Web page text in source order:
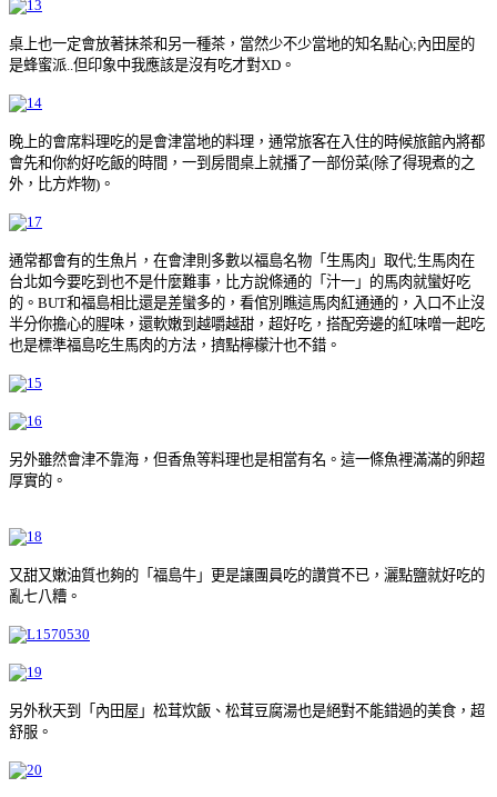
桌上也一定會放著抹茶和另一種茶，當然少不少當地的知名點心;內田屋的
是蜂蜜派..但印象中我應該是沒有吃才對XD。
晚上的會席料理吃的是會津當地的料理，通常旅客在入住的時候旅館內將都
會先和你約好吃飯的時間，一到房間桌上就播了一部份菜(除了得現煮的之
外，比方炸物)。
通常都會有的生魚片，在會津則多數以福島名物「生馬肉」取代;生馬肉在
台北如今要吃到也不是什麼難事，比方說條通的「汁一」的馬肉就蠻好吃
的。BUT和福島相比還是差蠻多的，看倌別瞧這馬肉紅通通的，入口不止沒
半分你擔心的腥味，還軟嫩到越嚼越甜，超好吃，搭配旁邊的紅味噌一起吃
也是標準福島吃生馬肉的方法，擠點檸檬汁也不錯。
另外雖然會津不靠海，但香魚等料理也是相當有名。這一條魚裡滿滿的卵超
厚實的。
又甜又嫩油質也夠的「福島牛」更是讓團員吃的讚賞不已，灑點鹽就好吃的
亂七八糟。
另外秋天到「內田屋」松茸炊飯、松茸豆腐湯也是絕對不能錯過的美食，超
舒服。